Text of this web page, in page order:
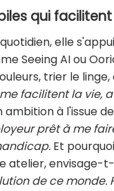
qui
elle
Seeing AI ou
trier le linge,
me facilitent la vie,
ambition à l'issue
prêt à me
Et
atelier, envisage-
de ce monde.